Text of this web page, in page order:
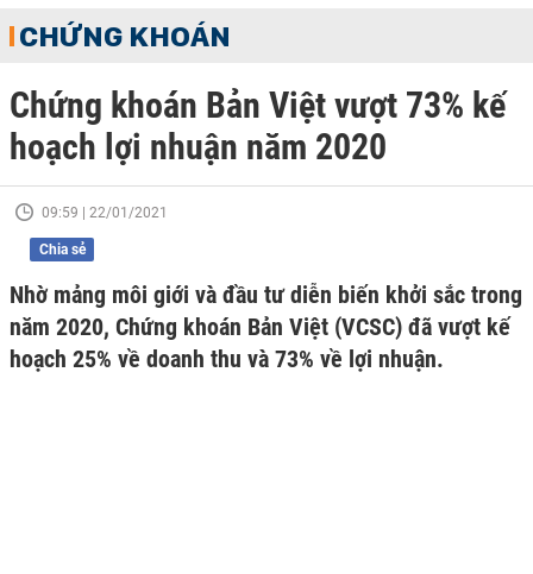
CHỨNG KHOÁN
Chứng khoán Bản Việt vượt 73% kế
hoạch lợi nhuận năm 2020
09:59 | 22/01/2021
Chia sẻ
Nhờ mảng môi giới và đầu tư diễn biến khởi sắc trong
năm 2020, Chứng khoán Bản Việt (VCSC) đã vượt kế
hoạch 25% về doanh thu và 73% về lợi nhuận.